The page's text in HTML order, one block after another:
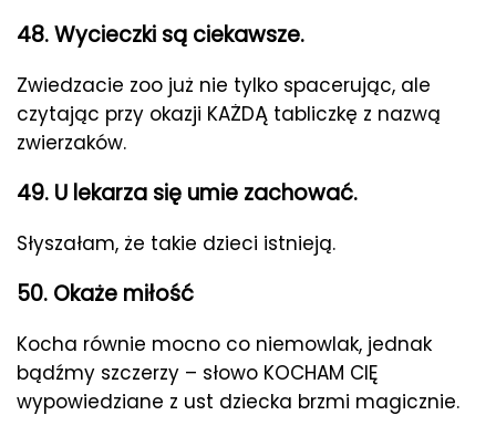
48. Wycieczki są ciekawsze.
Zwiedzacie zoo już nie tylko spacerując, ale
czytając przy okazji KAŻDĄ tabliczkę z nazwą
zwierzaków.
49. U lekarza się umie zachować.
Słyszałam, że takie dzieci istnieją.
50. Okaże miłość
Kocha równie mocno co niemowlak, jednak
bądźmy szczerzy – słowo KOCHAM CIĘ
wypowiedziane z ust dziecka brzmi magicznie.